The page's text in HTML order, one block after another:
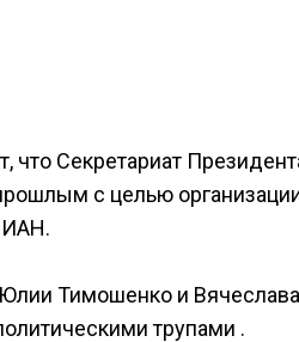
что Секретариат
с целью
Тимошенко и Вячеслава
трупами .